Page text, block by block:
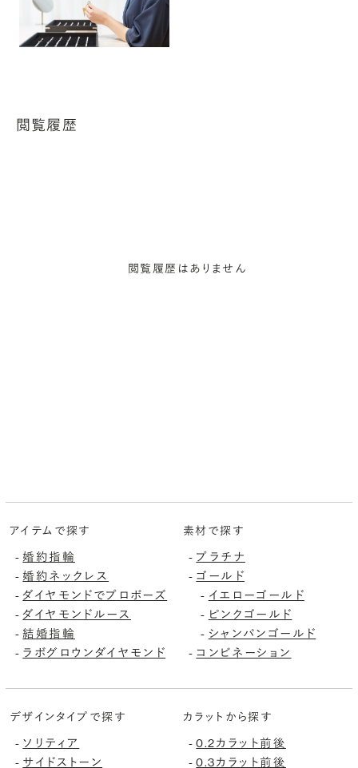
閲覧履歴
閲覧履歴はありません
アイテムで探す
-婚約指輪
-婚約ネックレス
-ダイヤモンドでプロポーズ
-ダイヤモンドルース
-結婚指輪
- ラボグロウンダイヤモンド
素材で探す
- プラチナ
- ゴールド
- イエローゴールド
- ピンクゴールド
- シャンパンゴールド
- コンビネーション
デザインタイプで探す
- ソリティア
- サイドストーン
カラットから探す
-0.2カラット前後
-0.3カラット前後